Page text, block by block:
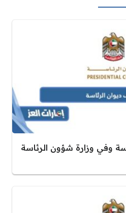
وفي وزارة شؤون الرئاسة